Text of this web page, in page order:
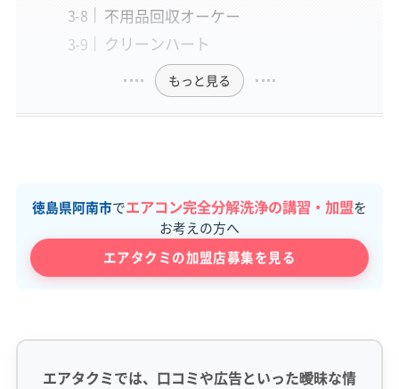
不用品回収オーケー
クリーンハート
もっと見る
徳島県阿南市でエアコン完全分解洗浄の講習・加盟を
お考えの方へ
エアタクミの加盟店募集を見る
エアタクミでは、口コミや広告といった曖昧な情